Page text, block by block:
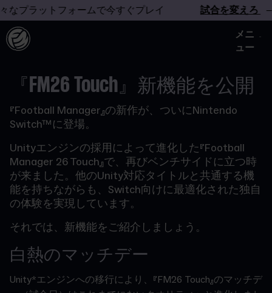
ラットフォームで今すぐプレイ 試合を変えろ – 様
メニ
ュー
『FM26 Touch』新機能を公開
『Football Manager』の新作が、ついにNintendo
Switch™に登場。
Unityエンジンの採用によって進化した『Football
Manager 26 Touch』で、再びベンチサイドに立つ時
が来ました。他のUnity対応タイトルと共通する機
能を持ちながらも、Switch向けに最適化された独自
の体験を実現しています。
それでは、新機能をご紹介しましょう。
白熱のマッチデー
Unity*エンジンへの移行により、『FM26 Touch』のマッチデ